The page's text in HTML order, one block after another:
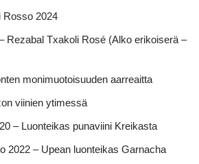
Rosso 2024
Rezabal Txakoli Rosé (Alko erikoiserä –
monimuotoisuuden aarreaitta
viinien ytimessä
– Luonteikas punaviini Kreikasta
2022 – Upean luonteikas Garnacha